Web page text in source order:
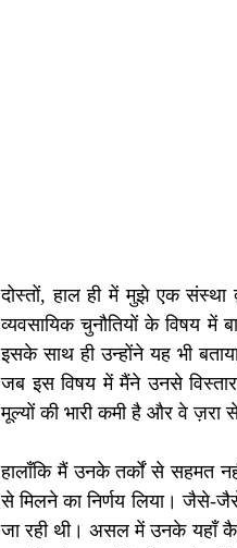
दोस्तों, हाल ही में मुझे एक
व्यवसायिक चुनौतियों के विषय में
इसके साथ ही उन्होंने यह भी
जब इस विषय में मैंने उनसे
मूल्यों की भारी कमी है और वे
हालाँकि मैं उनके तर्कों से सहमत
से मिलने का निर्णय लिया। जैसे-
जा रही थी। असल में उनके यहाँ